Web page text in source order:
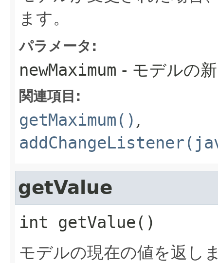
ます。
パラメータ:
newMaximum - モデルの
関連項目:
getMaximum() ,
getValue
int getValue()
モデルの現在の値を返し